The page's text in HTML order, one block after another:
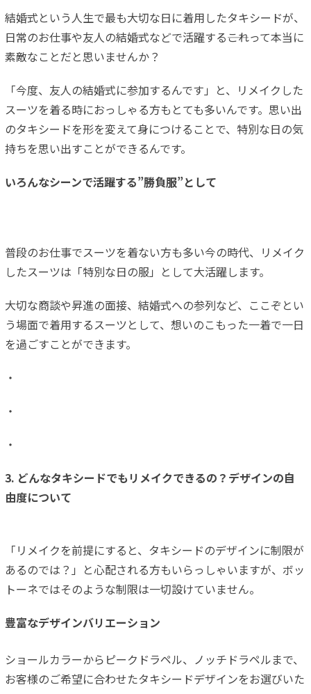
結婚式という人生で最も大切な日に着用したタキシードが、
日常のお仕事や友人の結婚式などで活躍する――これって本当に
素敵なことだと思いませんか？
「今度、友人の結婚式に参加するんです」と、リメイクした
スーツを着る時におっしゃる方もとても多いんです。思い出
のタキシードを形を変えて身につけることで、特別な日の気
持ちを思い出すことができるんです。
いろんなシーンで活躍する”勝負服”として
普段のお仕事でスーツを着ない方も多い今の時代、リメイク
したスーツは「特別な日の服」として大活躍します。
大切な商談や昇進の面接、結婚式への参列など、ここぞとい
う場面で着用するスーツとして、想いのこもった一着で一日
を過ごすことができます。
・
・
・
3. どんなタキシードでもリメイクできるの？デザインの自
由度について
「リメイクを前提にすると、タキシードのデザインに制限が
あるのでは？」と心配される方もいらっしゃいますが、ボッ
トーネではそのような制限は一切設けていません。
豊富なデザインバリエーション
ショールカラーからピークドラペル、ノッチドラペルまで、
お客様のご希望に合わせたタキシードデザインをお選びいた